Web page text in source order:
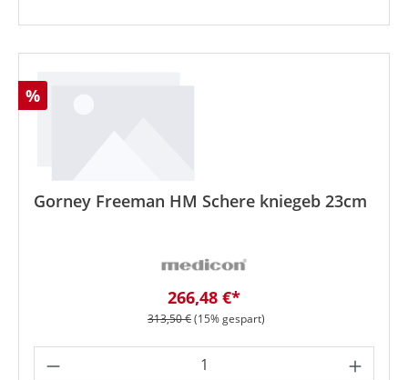
Rabatt
%
Gorney Freeman HM Schere kniegeb 23cm
Verkaufspreis:
266,48 €*
Regulärer Preis:
313,50 €(15% gespart)
Produkt Anzahl: Gib den